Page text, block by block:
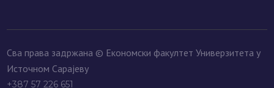
Сва права задржана © Економски факултет Универзитета у
Источном Сарајеву
+387 57 226 651